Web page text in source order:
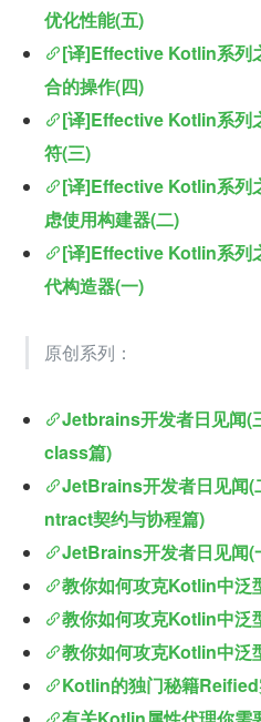
优化性能(五)
[译]Effective Kotlin系列
合的操作(四)
[译]Effective Kotlin系列
符(三)
[译]Effective Kotlin系列
虑使用构建器(二)
[译]Effective Kotlin系列
代构造器(一)
原创系列：
Jetbrains开发者日见闻(
class篇)
JetBrains开发者日见闻
ntract契约与协程篇)
JetBrains开发者日见闻
教你如何攻克Kotlin中泛
教你如何攻克Kotlin中泛
教你如何攻克Kotlin中泛
Kotlin的独门秘籍